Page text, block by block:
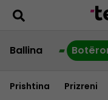
Ballina
Prishtina Prizreni